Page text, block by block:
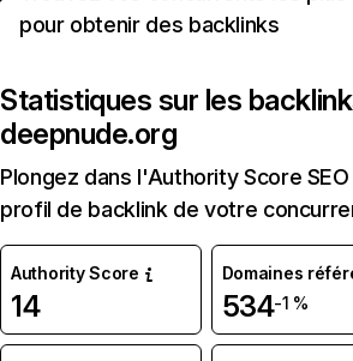
pour obtenir des backlinks
Statistiques sur les
deepnude.org
Plongez dans l'Authority Score
profil de backlink de votre
Authority Score
14
Domaines
534-1 %